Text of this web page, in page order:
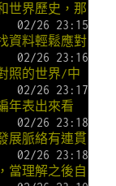
世界歷史，那
02/26 23:15
資料輕鬆應對
02/26 23:16
照的世界/中
02/26 23:17
年表出來看
02/26 23:18
展脈絡有連貫
02/26 23:18
當理解之後自